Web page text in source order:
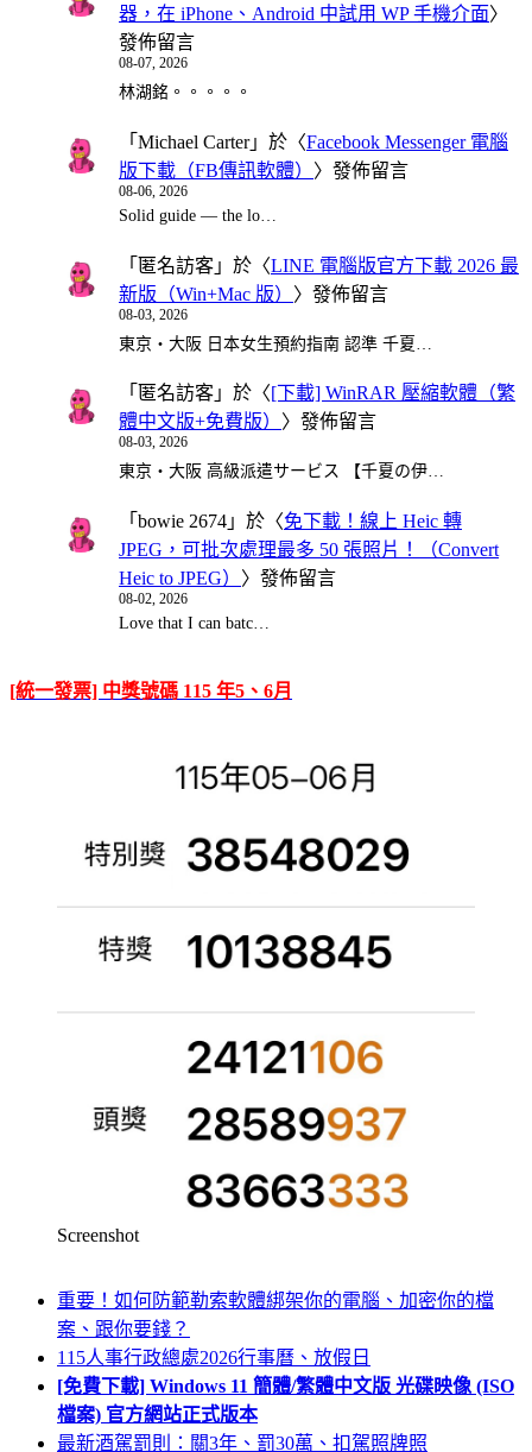
器，在 iPhone、Android 中試用 WP 手機介面〉
發佈留言
08-07, 2026
林湖銘。。。。。
「 Michael Carter」於〈Facebook Messenger 電腦
版下載（FB傳訊軟體） 〉發佈留言
08-06, 2026
Solid guide — the lo…
「 匿名訪客 」於〈LINE 電腦版官方下載 2026 最
新版（Win+Mac 版） 〉發佈留言
08-03, 2026
東京・大阪 日本女生預約指南 認準 千夏…
「 匿名訪客 」於〈[下載] WinRAR 壓縮軟體（繁
體中文版+免費版） 〉發佈留言
08-03, 2026
東京・大阪 高級派遣サービス 【千夏の伊…
「 bowie 2674 」於〈免下載！線上 Heic 轉
JPEG，可批次處理最多 50 張照片！（Convert
Heic to JPEG） 〉發佈留言
08-02, 2026
Love that I can batc…
[統一發票] 中獎號碼 115 年5、6月
Screenshot
重要！如何防範勒索軟體綁架你的電腦、加密你的檔
案、跟你要錢？
115人事行政總處2026行事曆、放假日
[免費下載] Windows 11 簡體/繁體中文版 光碟映像 (ISO
檔案) 官方網站正式版本
最新酒駕罰則：關3年、罰30萬、扣駕照牌照